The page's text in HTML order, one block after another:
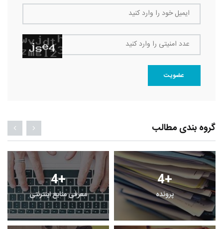
ایمیل خود را وارد کنید
عدد امنیتی را وارد کنید
عضویت
گروه بندی مطالب
4+
معرفی منابع اینترنتی
4+
پرونده